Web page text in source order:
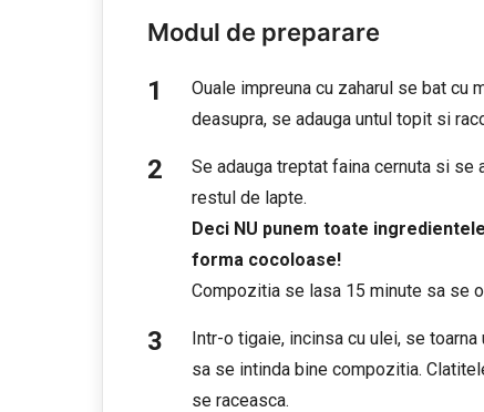
Modul de preparare
Ouale impreuna cu zaharul se bat cu
deasupra, se adauga untul topit si
Se adauga treptat faina cernuta si
restul de lapte.
Deci NU punem toate
forma cocoloase!
Compozitia se lasa 15 minute sa se
Intr-o tigaie, incinsa cu ulei, se
sa se intinda bine compozitia.
se raceasca.